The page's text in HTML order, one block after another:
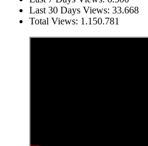
Last 30 Days Views: 33.668
Total Views: 1.150.781